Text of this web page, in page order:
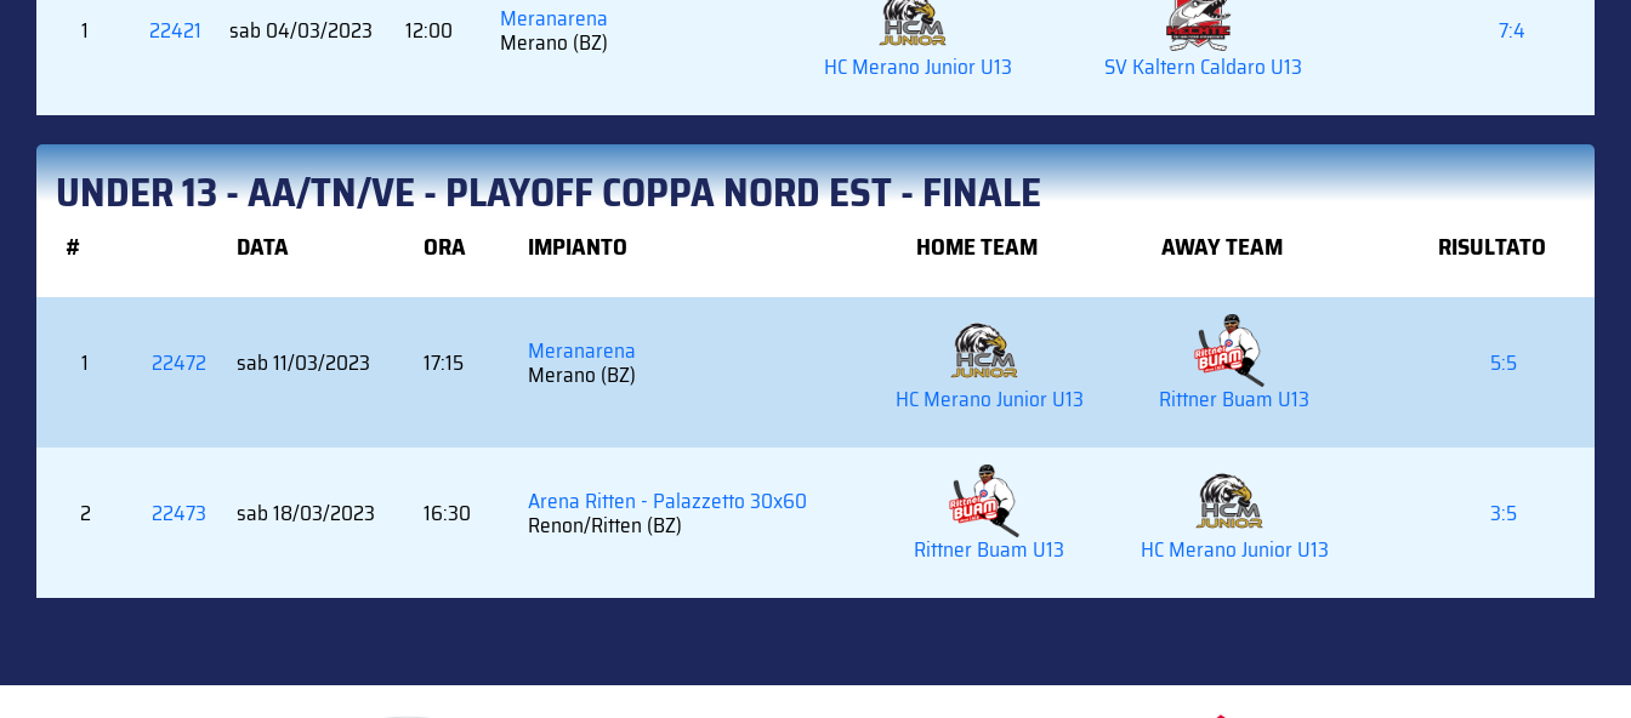
1 22421 sab 04/03/2023 12:00 Meranarena
Merano (BZ)
HC Merano Junior U13 SV Kaltern Caldaro U13
7:4
UNDER 13 - AA/TN/VE - PLAYOFF COPPA NORD EST - FINALE
# DATA ORA IMPIANTO HOME TEAM AWAY TEAM RISULTATO
1 22472 sab 11/03/2023 17:15 Meranarena
Merano (BZ)
HC Merano Junior U13 Rittner Buam U13
5:5
2 22473 sab 18/03/2023 16:30 Arena Ritten - Palazzetto 30x60
Renon/Ritten (BZ)
Rittner Buam U13 HC Merano Junior U13
3:5